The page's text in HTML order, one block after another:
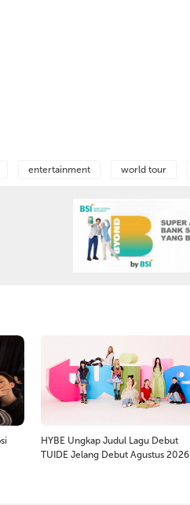
entertainment world tour
HYBE Ungkap Judul Lagu Debut
TUIDE Jelang Debut Agustus 2026